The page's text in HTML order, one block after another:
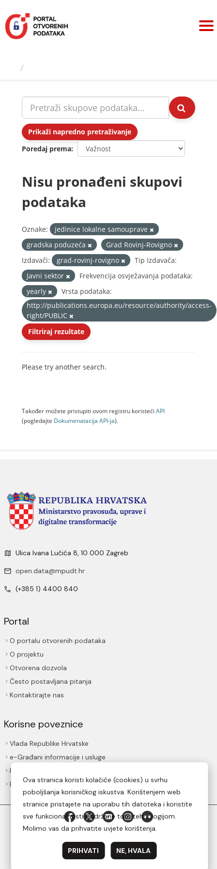
sadržaj
Prikaži napredno pretraživanje
Poredaj prema
Nisu pronađeni skupovi
podataka
Oznake:
jedinice lokalne samouprave
gradska poduzeća
Grad Rovinj-Rovigno
Izdavači:
grad-rovinj-rovigno
Tip Izdavača:
Javni sektor
Frekvencija osvježavanja podataka:
yearly
Vrsta podataka:
http://publications.europa.eu/resource/authority/access-
right/PUBLIC
Filtriraj rezultate
Please try another search.
Također možete pristupiti ovom registru koristeći API
(pogledajte Dokumenаtаcijа API-jа).